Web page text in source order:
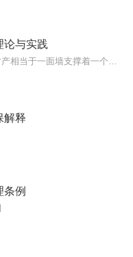
论与实践
解释
条例